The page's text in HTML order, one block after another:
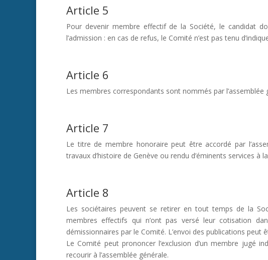
Article 5
Pour devenir membre effectif de la Société, le candidat
l’admission : en cas de refus, le Comité n’est pas tenu
Article 6
Les membres correspondants sont nommés par
Article 7
Le titre de membre honoraire peut être accordé par
travaux d’histoire de Genève ou rendu d’éminents services à
Article 8
Les sociétaires peuvent se retirer en tout temps de la
membres effectifs qui n’ont pas versé leur cotisation
démissionnaires par le Comité. L’envoi des publications peut
Le Comité peut prononcer l’exclusion d’un membre jugé
recourir à l’assemblée générale.